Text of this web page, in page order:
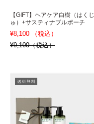
【GIFT】ヘアケア白樹（はくじ
ゅ）+サスティナブルポーチ
¥8,100 （税込）
¥9,100（税込）